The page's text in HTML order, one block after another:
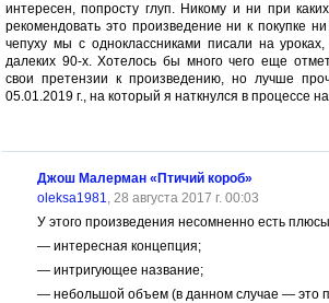
интересен, попросту глуп. Никому и ни при
рекомендовать это произведение ни к покупке
чепуху мы с одноклассниками писали на
далеких 90-х. Хотелось бы много чего еще
свои претензии к произведению, но лучше
05.01.2019 г., на который я наткнулся в процессе
Джош Малерман «Птичий короб»
oleksa1981, 28 августа 2017 г. 00:03
У этого произведения несомненно есть
— интересная концепция;
— интригующее название;
— небольшой объем (в данном случае — это